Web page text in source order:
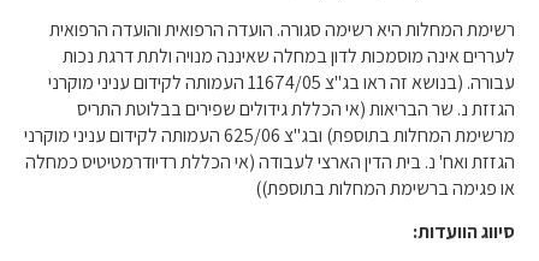
רשימת המחלות היא רשימה סגורה. הועדה הרפואית והועדה הרפואית
לעררים אינה מוסמכות לדון במחלה שאיננה מנויה ולתת דרגת נכות
עבורה. (בנושא זה ראו בג"צ
העמותה לקידום עניני מוקרני
הגזזת נ. שר הבריאות(אי הכללת גידולים שפירים בבלוטת התריס
מרשימת המחלות בתוספת) ובג"צ
העמותה לקידום עניני מוקרני
הגזזת ואח'נ.בית הדין הארצי לעבודה(אי הכללת רדיודרמטיטיס כמחלה
או פגימה ברשימת המחלות בתוספת))
סיווגהוועדות: